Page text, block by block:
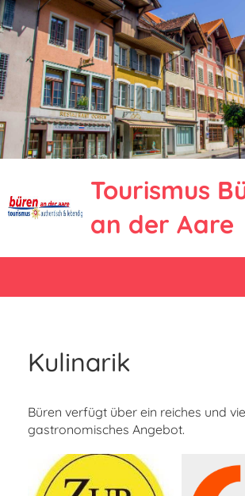
Tourismus
an der Aare
Kulinarik
Büren verfügt über ein reiches und
gastronomisches Angebot.